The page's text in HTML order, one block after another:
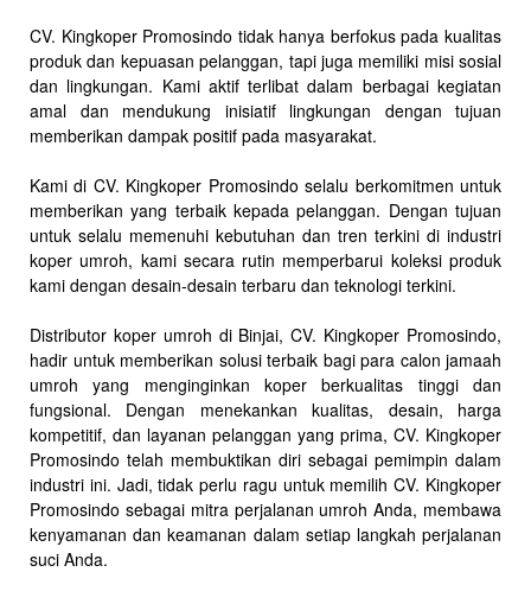
CV. Kingkoper Promosindo tidak hanya berfokus pada kualitas
produk dan kepuasan pelanggan, tapi juga memiliki misi sosial
dan lingkungan. Kami aktif terlibat dalam berbagai kegiatan
amal dan mendukung inisiatif lingkungan dengan tujuan
memberikan dampak positif pada masyarakat.
Kami di CV. Kingkoper Promosindo selalu berkomitmen untuk
memberikan yang terbaik kepada pelanggan. Dengan tujuan
untuk selalu memenuhi kebutuhan dan tren terkini di industri
koper umroh, kami secara rutin memperbarui koleksi produk
kami dengan desain-desain terbaru dan teknologi terkini.
Distributor koper umroh di Binjai, CV. Kingkoper Promosindo,
hadir untuk memberikan solusi terbaik bagi para calon jamaah
umroh yang menginginkan koper berkualitas tinggi dan
fungsional. Dengan menekankan kualitas, desain, harga
kompetitif, dan layanan pelanggan yang prima, CV. Kingkoper
Promosindo telah membuktikan diri sebagai pemimpin dalam
industri ini. Jadi, tidak perlu ragu untuk memilih CV. Kingkoper
Promosindo sebagai mitra perjalanan umroh Anda, membawa
kenyamanan dan keamanan dalam setiap langkah perjalanan
suci Anda.